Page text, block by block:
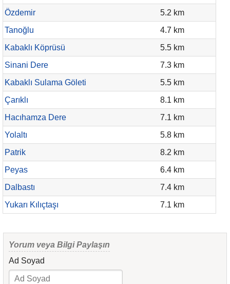
Özdemir
5.2 km
Tanoğlu
4.7 km
Kabaklı Köprüsü
5.5 km
Sinani Dere
7.3 km
Kabaklı Sulama Göleti
5.5 km
Çarıklı
8.1 km
Hacıhamza Dere
7.1 km
Yolaltı
5.8 km
Patrik
8.2 km
Peyas
6.4 km
Dalbastı
7.4 km
Yukarı Kılıçtaşı
7.1 km
Yorum veya Bilgi Paylaşın
Ad Soyad